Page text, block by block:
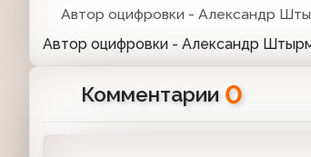
Автор оцифровки - Александр
Автор оцифровки - Александр
Комментарии 0